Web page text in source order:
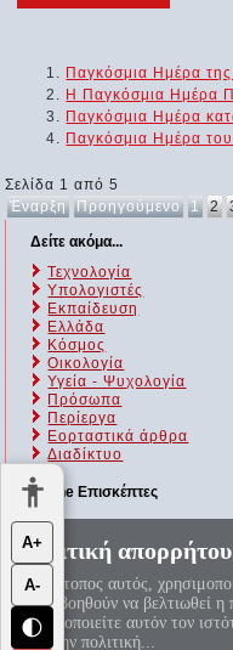
Παγκόσμια Ημέρα
Η Παγκόσμια Ημέρα
Παγκόσμια Ημέρα
Παγκόσμια Ημέρα
Σελίδα 1 από 5
Έναρξη Προηγούμενο 1 2
Δείτε ακόμα...
Τεχνολογία
Υπολογιστές
Εκπαίδευση
Ελλάδα
Κόσμος
Οικολογία
Υγεία - Ψυχολογία
Πρόσωπα
Περίεργα
Εορταστικά άρθρα
Διαδίκτυο
Online Επισκέπτες
Αυτήν τη στιγμή
κανένα μέλος
«Αεί ο Θεός ο Μέγας
ορίση διαμέτρω,
φεύ,
Πολιτική
Ο ιστότοπος αυτός,
οποία βοηθούν να βελτιωθεί
χρησιμοποιείτε αυτόν τον
αυτή την πολιτική...
Α+
Α-
🌓